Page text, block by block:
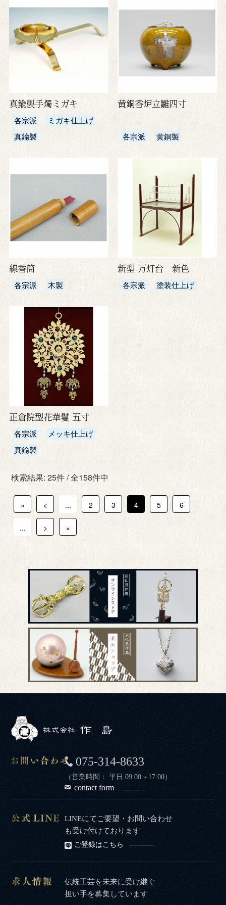
真鍮製手燭ミガキ
各宗派
ミガキ仕上げ
真鍮製
黄銅香炉立雛四寸
各宗派 黄銅製
線香筒
各宗派 木製
新型 万灯台 新色
各宗派 塗装仕上げ
正倉院型花華鬘 五寸
各宗派
メッキ仕上げ
真鍮製
検索結果: 25件 / 全158件中
« < ... 2 3 4 5 6
... > »
075-314-8633
（営業時間： 平日 09:00～17:00）
contact form
LINEにてご要望・お問い合わせ
も受け付けております
ご登録はこちら
伝統工芸を未来に受け継ぐ
担い手を募集しています